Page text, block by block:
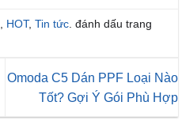
HOT, Tin tức . đánh dấu trang
Omoda C5 Dán PPF Loại Nào
Tốt? Gợi Ý Gói Phù Hợp